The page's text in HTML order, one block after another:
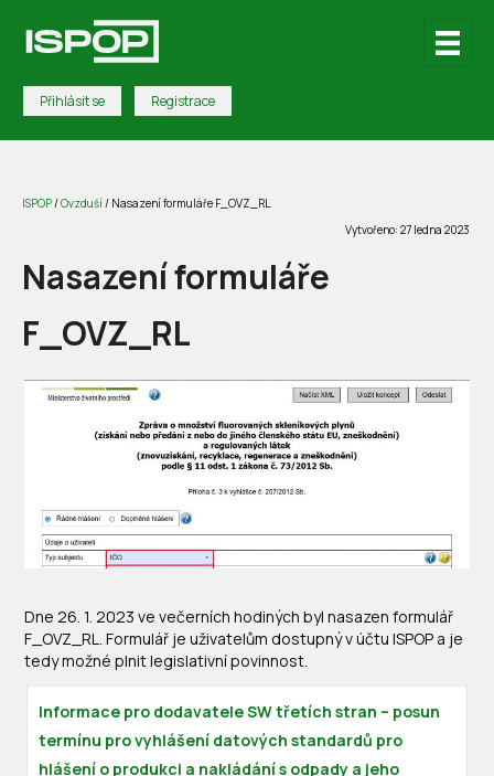
Přihlásit se Registrace
ISPOP/Ovzduší/ Nasazení formuláře F_OVZ_RL
Vytvořeno: 27 ledna 2023
Nasazení formuláře
F_OVZ_RL
Dne 26. 1. 2023 ve večerních hodiných byl nasazen formulář
F_OVZ_RL. Formulář je uživatelům dostupný v účtu ISPOP a je
tedy možné plnit legislativní povinnost.
Informace pro dodavatele SW třetích stran – posun
termínu pro vyhlášení datových standardů pro
hlášení o produkci a nakládání s odpady a jeho